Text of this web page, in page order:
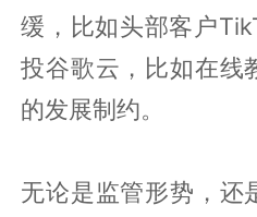
缓，比如头部客户
投谷歌云，比如在线
的发展制约。
无论是监管形势，还